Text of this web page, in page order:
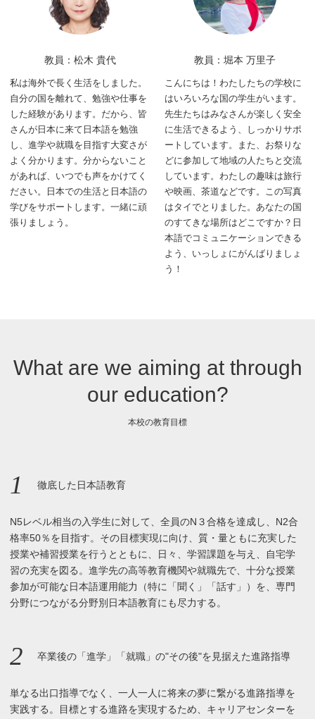
教員：松木 貴代
私は海外で長く生活をしました。
自分の国を離れて、勉強や仕事を
した経験があります。だから、皆
さんが日本に来て日本語を勉強
し、進学や就職を目指す大変さが
よく分かります。分からないこと
があれば、いつでも声をかけてく
ださい。日本での生活と日本語の
学びをサポートします。一緒に頑
張りましょう。
教員：堀本 万里子
こんにちは！わたしたちの学校に
はいろいろな国の学生がいます。
先生たちはみなさんが楽しく安全
に生活できるよう、しっかりサポ
ートしています。また、お祭りな
どに参加して地域の人たちと交流
しています。わたしの趣味は旅行
や映画、茶道などです。この写真
はタイでとりました。あなたの国
のすてきな場所はどこですか？日
本語でコミュニケーションできる
よう、いっしょにがんばりましょ
う！
What are we aiming at through
our education?
本校の教育目標
1 徹底した日本語教育
N5レベル相当の入学生に対して、全員のN３合格を達成し、N2合
格率50％を目指す。その目標実現に向け、質・量ともに充実した
授業や補習授業を行うとともに、日々、学習課題を与え、自宅学
習の充実を図る。進学先の高等教育機関や就職先で、十分な授業
参加が可能な日本語運用能力（特に「聞く」「話す」）を、専門
分野につながる分野別日本語教育にも尽力する。
2 卒業後の「進学」「就職」の"その後"を見据えた進路指導
単なる出口指導でなく、一人一人に将来の夢に繋がる進路指導を
実践する。目標とする進路を実現するため、キャリアセンターを